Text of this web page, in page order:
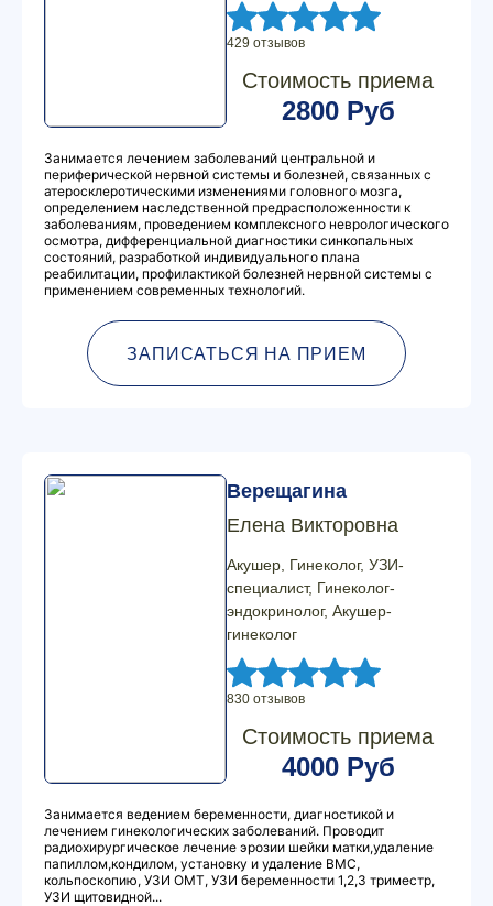
429 отзывов
Стоимость приема
2800 Руб
Занимается лечением заболеваний центральной и
периферической нервной системы и болезней, связанных с
атеросклеротическими изменениями головного мозга,
определением наследственной предрасположенности к
заболеваниям, проведением комплексного неврологического
осмотра, дифференциальной диагностики синкопальных
состояний, разработкой индивидуального плана
реабилитации, профилактикой болезней нервной системы с
применением современных технологий.
ЗАПИСАТЬСЯ НА ПРИЕМ
Верещагина
Елена Викторовна
Акушер, Гинеколог, УЗИ-
специалист, Гинеколог-
эндокринолог, Акушер-
гинеколог
830 отзывов
Стоимость приема
4000 Руб
Занимается ведением беременности, диагностикой и
лечением гинекологических заболеваний. Проводит
радиохирургическое лечение эрозии шейки матки,удаление
папиллом,кондилом, установку и удаление ВМС,
кольпоскопию, УЗИ ОМТ, УЗИ беременности 1,2,3 триместр,
УЗИ щитовидной...